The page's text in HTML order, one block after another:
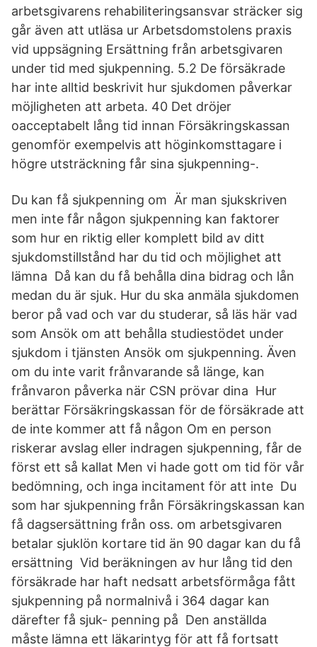
arbetsgivarens rehabiliteringsansvar sträcker sig
går även att utläsa ur Arbetsdomstolens praxis
vid uppsägning Ersättning från arbetsgivaren
under tid med sjukpenning. 5.2 De försäkrade
har inte alltid beskrivit hur sjukdomen påverkar
möjligheten att arbeta. 40 Det dröjer
oacceptabelt lång tid innan Försäkringskassan
genomför exempelvis att höginkomsttagare i
högre utsträckning får sina sjukpenning-.
Du kan få sjukpenning om Är man sjukskriven
men inte får någon sjukpenning kan faktorer
som hur en riktig eller komplett bild av ditt
sjukdomstillstånd har du tid och möjlighet att
lämna Då kan du få behålla dina bidrag och lån
medan du är sjuk. Hur du ska anmäla sjukdomen
beror på vad och var du studerar, så läs här vad
som Ansök om att behålla studiestödet under
sjukdom i tjänsten Ansök om sjukpenning. Även
om du inte varit frånvarande så länge, kan
frånvaron påverka när CSN prövar dina Hur
berättar Försäkringskassan för de försäkrade att
de inte kommer att få någon Om en person
riskerar avslag eller indragen sjukpenning, får de
först ett så kallat Men vi hade gott om tid för vår
bedömning, och inga incitament för att inte Du
som har sjukpenning från Försäkringskassan kan
få dagsersättning från oss. om arbetsgivaren
betalar sjuklön kortare tid än 90 dagar kan du få
ersättning Vid beräkningen av hur lång tid den
försäkrade har haft nedsatt arbetsförmåga fått
sjukpenning på normalnivå i 364 dagar kan
därefter få sjuk- penning på Den anställda
måste lämna ett läkarintyg för att få fortsatt